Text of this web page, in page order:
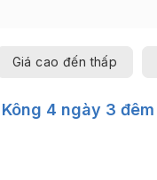
Giá cao đến thấp
4 ngày 3 đêm